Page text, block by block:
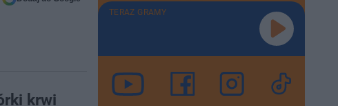
krwi
TERAZ GRAMY